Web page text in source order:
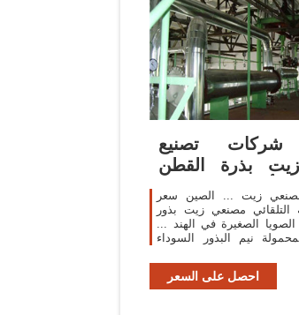
شركات تصنيع
زيت بذرة القطن
زيت ... الصين سعر
التلقائي مصنعي زيت بذور
الصغيرة في الهند ...
نيم البذور السوداء
آلة استخراج ...
احصل على السعر